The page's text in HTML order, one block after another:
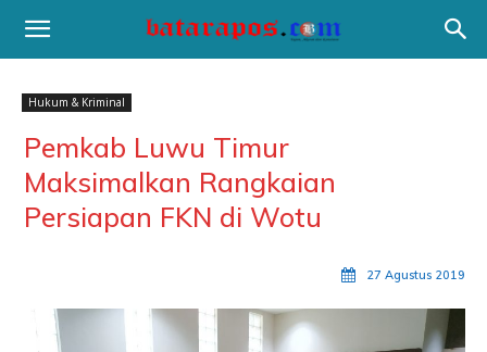
Hukum & Kriminal
Pemkab Luwu Timur
Maksimalkan Rangkaian
Persiapan FKN di Wotu
27 Agustus 2019